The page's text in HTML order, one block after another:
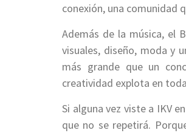
conexión, una comunidad
Además de la música, el
visuales, diseño, moda y
más grande que un
creatividad explota en
Si alguna vez viste a IKV
que no se repetirá.